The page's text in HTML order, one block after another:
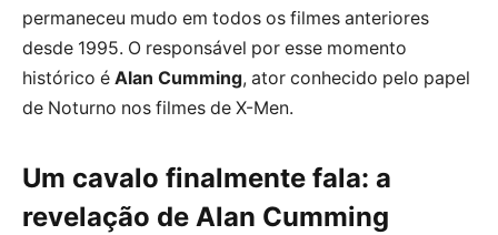
permaneceu mudo em todos os filmes anteriores
desde 1995. O responsável por esse momento
histórico é Alan Cumming, ator conhecido pelo papel
de Noturno nos filmes de X-Men.
Um cavalo finalmente fala: a
revelação de Alan Cumming